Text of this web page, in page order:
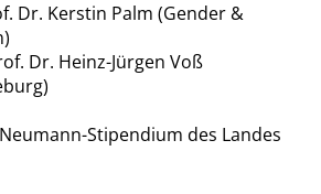
Dr. Kerstin Palm (Gender &
Dr. Heinz-Jürgen Voß
Stipendium des Landes